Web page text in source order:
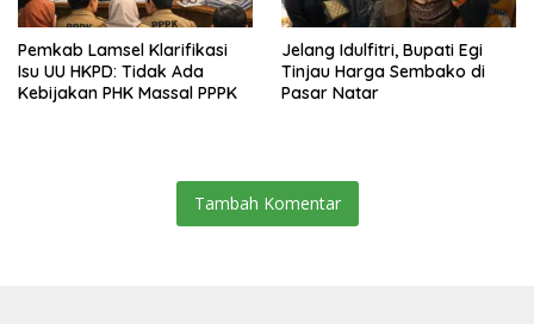
Pemkab Lamsel Klarifikasi
Isu UU HKPD: Tidak Ada
Kebijakan PHK Massal PPPK
Jelang Idulfitri, Bupati Egi
Tinjau Harga Sembako di
Pasar Natar
Tambah Komentar